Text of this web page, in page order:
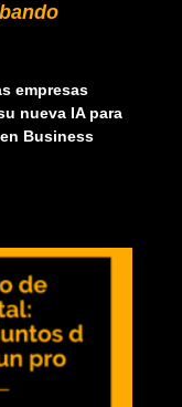
empresas
nueva IA para
Business